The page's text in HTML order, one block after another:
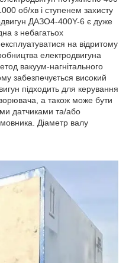
об/хв і ступенем захисту
ДАЗО4-400Y-6 є дуже
з небагатьох
на відритому
електродвигуна
вакуум-нагнітального
забезпечується високий
підходить для керування
а також може бути
датчиками та/або
Діаметр валу